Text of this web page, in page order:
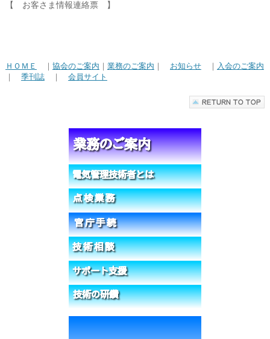
【 お客さま情報連絡票 】
ＨＯＭＥ ｜ 協会のご案内 ｜ 業務のご案内 ｜ お知らせ｜ 入会のご案内
｜ 季刊誌｜ 会員サイト